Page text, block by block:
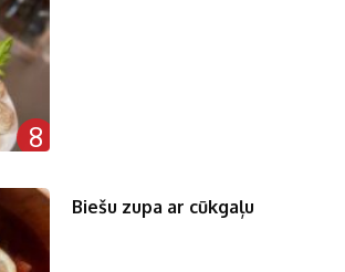
8
Biešu zupa ar cūkgaļu